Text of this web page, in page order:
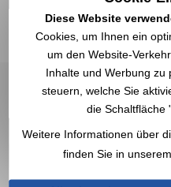
7,35 €exkl. MwSt.
Ohne Markierung
: 2 023 Artikel
EXPRESS-ZITAT
Diese Website
Cookies, um Ihnen ein
um den Website-
Inhalte und Werbung zu
steuern, welche Sie
die Schaltfläche
Weitere Informationen über
finden Sie in unserem